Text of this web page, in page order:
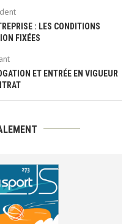
: LES CONDITIONS
FIXÉES
ET ENTRÉE EN VIGUEUR